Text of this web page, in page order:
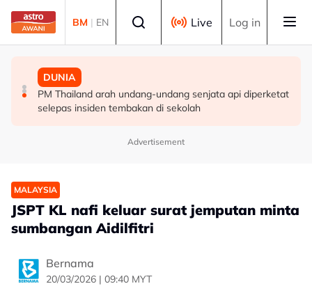
Skip to main content
BM | EN Live Log in
MALAYSIA
Berita tempatan pilihan sepanjang hari ini
MALAYSIA
Pengacara, ahli perniagaan ditahan bantu siasatan
audio siar sentuh isu sensitiviti agama
DUNIA
PM Thailand arah undang-undang senjata api diperketat
selepas insiden tembakan di sekolah
Advertisement
MALAYSIA
JSPT KL nafi keluar surat jemputan minta
sumbangan Aidilfitri
Bernama
20/03/2026 | 09:40 MYT